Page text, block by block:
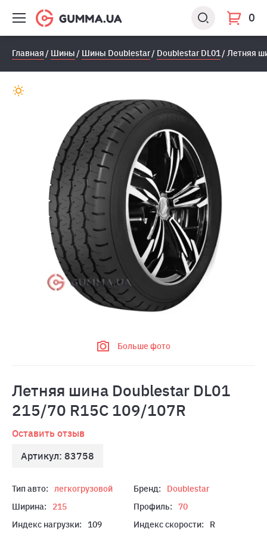
0
Главная Шины Шины Doublestar Doublestar DL01 Летняя
Больше фото
Летняя шина Doublestar DL01
215/70 R15C 109/107R
Оставить отзыв
Артикул: 83758
Тип авто: легкогрузовой Бренд:
Doublestar
Ширина:
215 Профиль:
70
Индекс нагрузки:
109 Индекс скорости: R